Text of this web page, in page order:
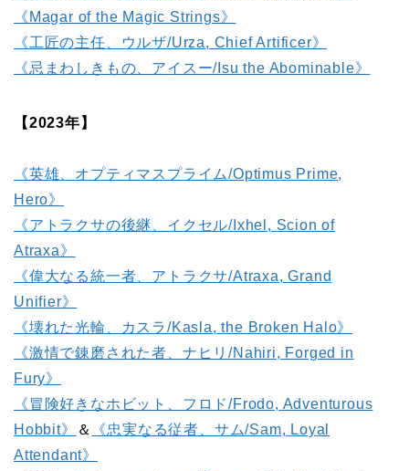
《Magar of the Magic Strings》
《工匠の主任、ウルザ/Urza, Chief Artificer》
《忌まわしきもの、アイスー/Isu the Abominable》
【2023年】
《英雄、オプティマスプライム/Optimus Prime,
Hero》
《アトラクサの後継、イクセル/Ixhel, Scion of
Atraxa》
《偉大なる統一者、アトラクサ/Atraxa, Grand
Unifier》
《壊れた光輪、カスラ/Kasla, the Broken Halo》
《激情で錬磨された者、ナヒリ/Nahiri, Forged in
Fury》
《冒険好きなホビット、フロド/Frodo, Adventurous
Hobbit》
＆
《忠実なる従者、サム/Sam, Loyal
Attendant》